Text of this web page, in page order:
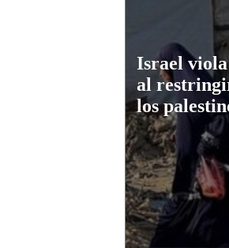
Israel
al
los